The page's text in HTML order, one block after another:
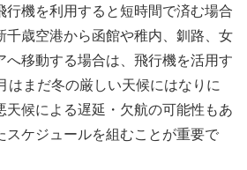
行機を利用すると短時間で済む場合
千歳空港から函館や稚内、釧路、女
へ移動する場合は、飛行機を活用す
はまだ冬の厳しい天候にはなりに
天候による遅延・欠航の可能性もあ
スケジュールを組むことが重要で